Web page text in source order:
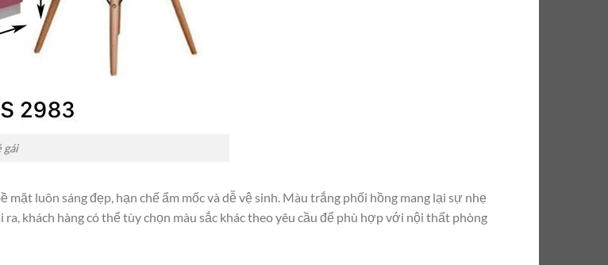
gái
mặt luôn sáng đẹp, hạn chế ẩm mốc và dễ vệ sinh. Màu trắng phối hồng mang lại sự nhẹ
khách hàng có thể tùy chọn màu sắc khác theo yêu cầu để phù hợp với nội thất phòng